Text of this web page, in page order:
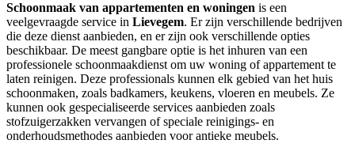
Schoonmaak van appartementen en woningen is een
veelgevraagde service in Lievegem. Er zijn verschillende bedrijven
die deze dienst aanbieden, en er zijn ook verschillende opties
beschikbaar. De meest gangbare optie is het inhuren van een
professionele schoonmaakdienst om uw woning of appartement te
laten reinigen. Deze professionals kunnen elk gebied van het huis
schoonmaken, zoals badkamers, keukens, vloeren en meubels. Ze
kunnen ook gespecialiseerde services aanbieden zoals
stofzuigerzakken vervangen of speciale reinigings- en
onderhoudsmethodes aanbieden voor antieke meubels.